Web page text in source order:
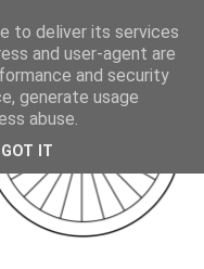
to deliver its services
and user-agent are
and security
generate usage
abuse.
GOT IT